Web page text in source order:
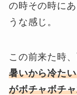
の時その時に
うな感じ。
この前来た時
暑いから冷た
がボチャボチ